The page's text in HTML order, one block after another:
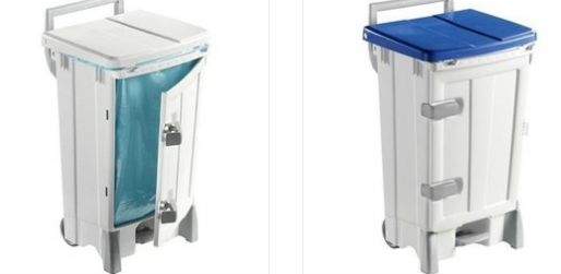
et frein de couvercle
- Avec porte frontale pour faciliter le
retrait des sacs à déchets
- Facilement lavable
- Capacité : 90 litres
- LxLxH : 51 x 50 x 93 cm
AJOUTER AU PANIER
et frein de couvercle
- Avec porte frontale pour faciliter le
retrait des sacs à déchets
- Facilement lavable
- Capacité : 90 litres
- LxLxH : 51 x 50 x 93 cm